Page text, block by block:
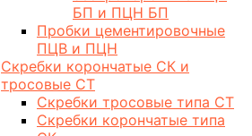
БП и ПЦН БП
Пробки цементировочные
ПЦВ и ПЦН
Скребки корончатые СК и
тросовые СТ
Скребки тросовые типа СТ
Скребки корончатые типа